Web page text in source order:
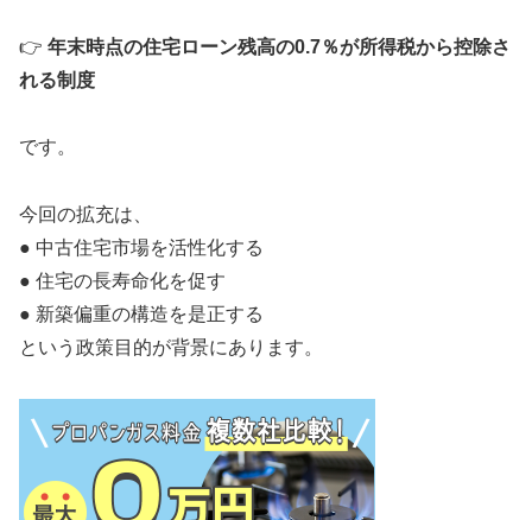
👉 年末時点の住宅ローン残高の0.7％が所得税から控除さ
れる制度
です。
今回の拡充は、
● 中古住宅市場を活性化する
● 住宅の長寿命化を促す
● 新築偏重の構造を是正する
という政策目的が背景にあります。